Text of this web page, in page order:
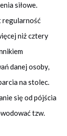
siłowe.
regularność
niż cztery
danej osoby,
na stolec.
się od pójścia
tzw.